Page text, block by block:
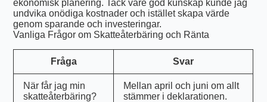
ekonomisk planering. Tack vare god kunskap kunde jag
undvika onödiga kostnader och istället skapa värde
genom sparande och investeringar.
Vanliga Frågor om Skatteåterbäring och Ränta
Fråga Svar
När får jag min
skatteåterbäring?
Mellan april och juni om allt
stämmer i deklarationen.